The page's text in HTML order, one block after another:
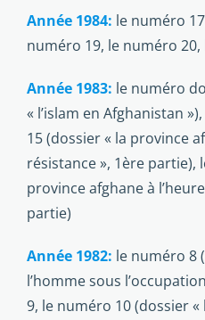
Année 1984: le numéro
numéro 19, le numéro 20,
Année 1983: le numéro
« l’islam en Afghanistan
15 (dossier « la province
résistance », 1ère partie),
province afghane à
partie)
Année 1982: le numéro 8
l’homme sous
9, le numéro 10 (dossier «